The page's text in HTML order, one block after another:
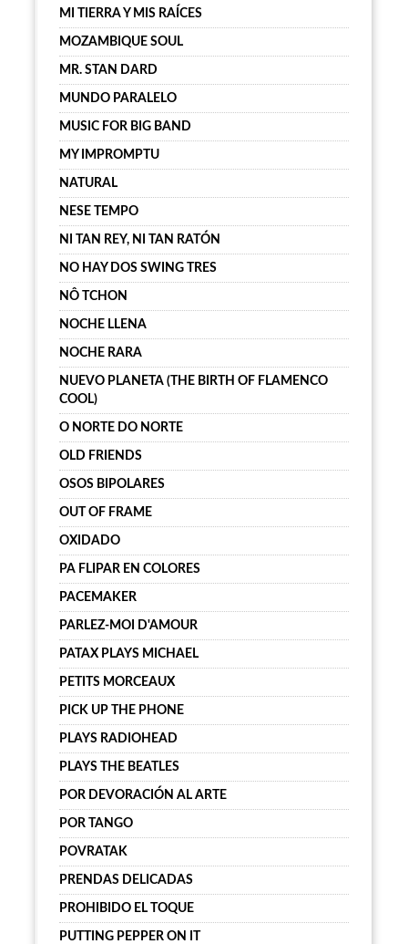
MI TIERRA Y MIS RAÍCES
MOZAMBIQUE SOUL
MR. STAN DARD
MUNDO PARALELO
MUSIC FOR BIG BAND
MY IMPROMPTU
NATURAL
NESE TEMPO
NI TAN REY, NI TAN RATÓN
NO HAY DOS SWING TRES
NÔ TCHON
NOCHE LLENA
NOCHE RARA
NUEVO PLANETA (THE BIRTH OF FLAMENCO
COOL)
O NORTE DO NORTE
OLD FRIENDS
OSOS BIPOLARES
OUT OF FRAME
OXIDADO
PA FLIPAR EN COLORES
PACEMAKER
PARLEZ-MOI D'AMOUR
PATAX PLAYS MICHAEL
PETITS MORCEAUX
PICK UP THE PHONE
PLAYS RADIOHEAD
PLAYS THE BEATLES
POR DEVORACIÓN AL ARTE
POR TANGO
POVRATAK
PRENDAS DELICADAS
PROHIBIDO EL TOQUE
PUTTING PEPPER ON IT